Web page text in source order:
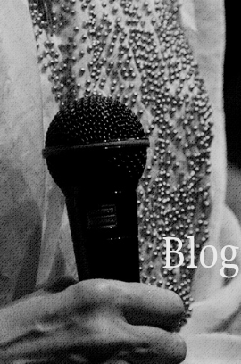
01. Home
02. Beginner's Guide
03. Live Schedule
04. Food＆Drink
05. Floor Guide
06. Access
Blog